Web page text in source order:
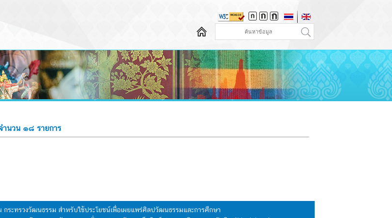
ำนวน ๑๘ รายการ
กระทรวงวัฒนธรรม สำหรับใช้ประโยชน์เพื่อเผยแพร่ศิลปวัฒนธรรมและการศึกษา